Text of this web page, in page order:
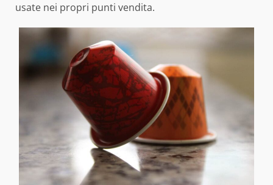
usate nei propri punti vendita.